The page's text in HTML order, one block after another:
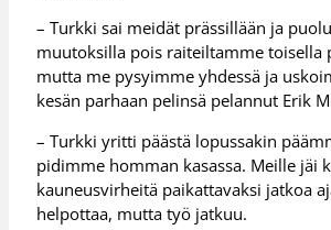
– Turkki sai meidät prässillään ja
muutoksilla pois raiteiltamme toisella
mutta me pysyimme yhdessä ja
kesän parhaan pelinsä pelannut Erik
– Turkki yritti päästä lopussakin
pidimme homman kasassa. Meille jäi
kauneusvirheitä paikattavaksi jatkoa
helpottaa, mutta työ jatkuu.